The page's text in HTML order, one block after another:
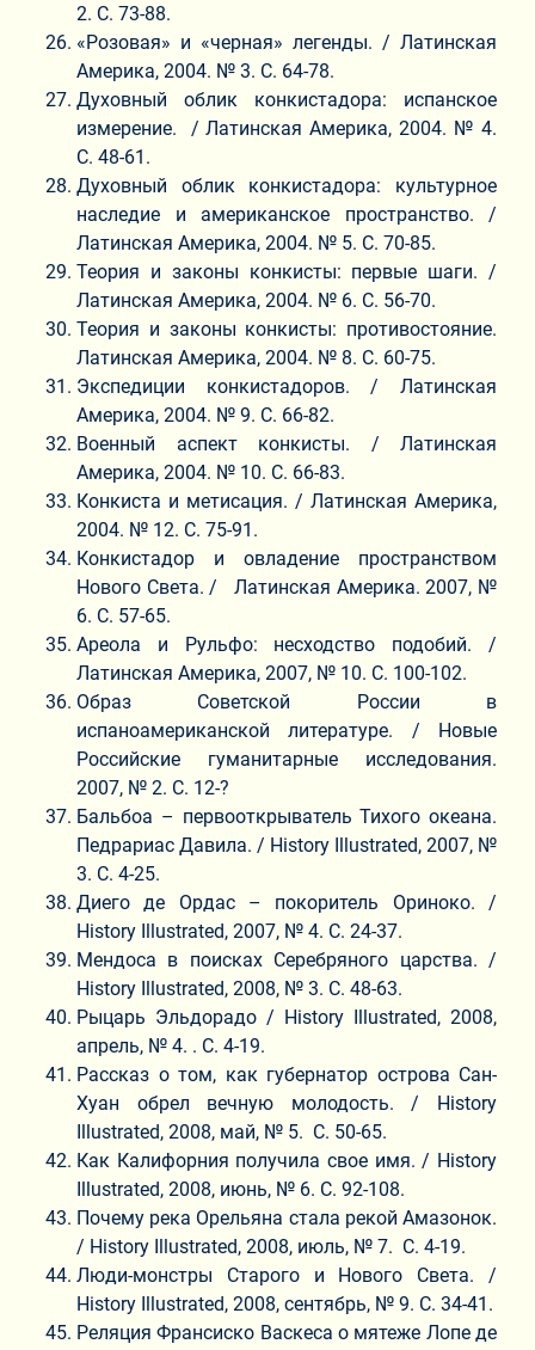
2. С. 73-88.
«Розовая» и «черная» легенды. / Латинская
Америка, 2004. № 3. С. 64-78.
Духовный облик конкистадора: испанское
измерение. / Латинская Америка, 2004. № 4.
С. 48-61.
Духовный облик конкистадора: культурное
наследие и американское пространство. /
Латинская Америка, 2004. № 5. С. 70-85.
Теория и законы конкисты: первые шаги. /
Латинская Америка, 2004. № 6. С. 56-70.
Теория и законы конкисты: противостояние.
Латинская Америка, 2004. № 8. С. 60-75.
Экспедиции конкистадоров. / Латинская
Америка, 2004. № 9. С. 66-82.
Военный аспект конкисты. / Латинская
Америка, 2004. № 10. С. 66-83.
Конкиста и метисация. / Латинская Америка,
2004. № 12. С. 75-91.
Конкистадор и овладение пространством
Нового Света. / Латинская Америка. 2007, №
6. С. 57-65.
Ареола и Рульфо: несходство подобий. /
Латинская Америка, 2007, № 10. С. 100-102.
Образ Советской России в
испаноамериканской литературе. / Новые
Российские гуманитарные исследования.
2007, № 2. С. 12-?
Бальбоа – первооткрыватель Тихого океана.
Педрариас Давила. / History Illustrated, 2007, №
3. C. 4-25.
Диего де Ордас – покоритель Ориноко. /
History Illustrated, 2007, № 4. C. 24-37.
Мендоса в поисках Серебряного царства. /
History Illustrated, 2008, № 3. С. 48-63.
Рыцарь Эльдорадо / History Illustrated, 2008,
апрель, № 4. . C. 4-19.
Рассказ о том, как губернатор острова Сан-
Хуан обрел вечную молодость. / History
Illustrated, 2008, май, № 5. C. 50-65.
Как Калифорния получила свое имя. / History
Illustrated, 2008, июнь, № 6. C. 92-108.
Почему река Орельяна стала рекой Амазонок.
/ History Illustrated, 2008, июль, № 7. C. 4-19.
Люди-монстры Старого и Нового Света. /
History Illustrated, 2008, сентябрь, № 9. C. 34-41.
Реляция Франсиско Васкеса о мятеже Лопе де